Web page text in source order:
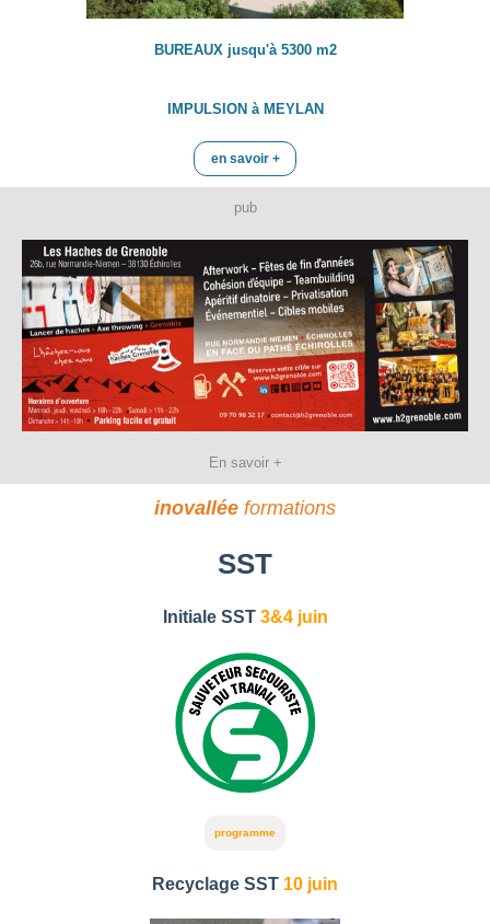
BUREAUX jusqu'à 5300 m2
IMPULSION à MEYLAN
en savoir +
pub
En savoir +
inovallée formations
SST
Initiale SST 3&4 juin
programme
Recyclage SST 10 juin